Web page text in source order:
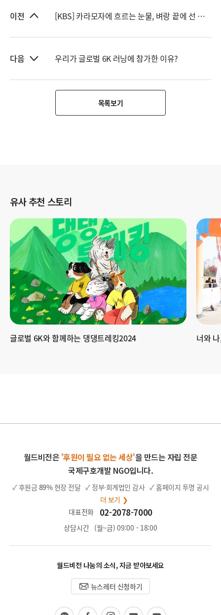
이전 [KBS] 카라모자에 흐르는 눈물, 벼랑 끝에 선 아이들
다음 우리가 글로벌 6K 러닝에 참가한 이유?
목록보기
유사 추천 스토리
글로벌 6K와 함께하는 댕댕트레킹2024 너와
월드비전은 '후원이 필요 없는 세상'을 만드는 자립 전문
국제구호개발 NGO입니다.
✓ 후원금 89%현장 전달 ✓ 정부·회계법인 감사 ✓ 홈페이지 투명 공시
더 보기 ❯
대표전화
02-2078-7000
상담시간 (월~금) 09:00 - 18:00
월드비전 나눔의 소식, 지금 받아보세요
뉴스레터 신청하기
카 페 인 블 유